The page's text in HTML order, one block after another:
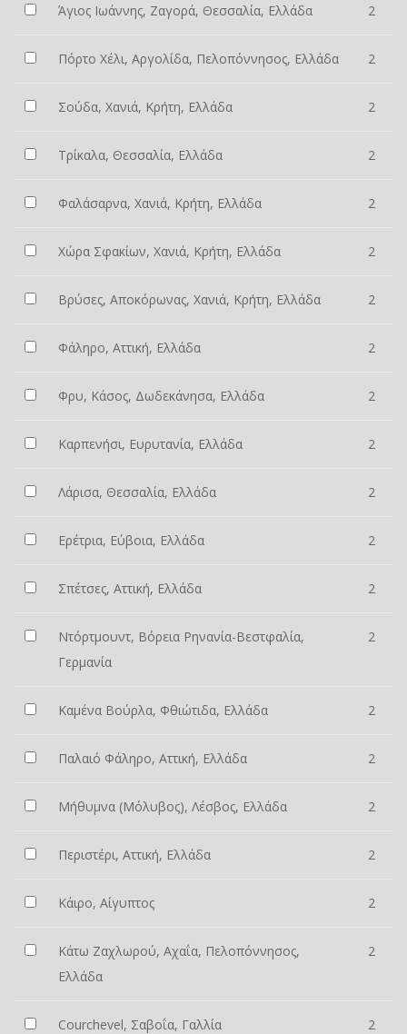
Άγιος Ιωάννης, Ζαγορά, Θεσσαλία, Ελλάδα 2
Πόρτο Χέλι, Αργολίδα, Πελοπόννησος, Ελλάδα 2
Σούδα, Χανιά, Κρήτη, Ελλάδα 2
Τρίκαλα, Θεσσαλία, Ελλάδα 2
Φαλάσαρνα, Χανιά, Κρήτη, Ελλάδα 2
Χώρα Σφακίων, Χανιά, Κρήτη, Ελλάδα 2
Βρύσες, Αποκόρωνας, Χανιά, Κρήτη, Ελλάδα 2
Φάληρο, Αττική, Ελλάδα 2
Φρυ, Κάσος, Δωδεκάνησα, Ελλάδα 2
Καρπενήσι, Ευρυτανία, Ελλάδα 2
Λάρισα, Θεσσαλία, Ελλάδα 2
Ερέτρια, Εύβοια, Ελλάδα 2
Σπέτσες, Αττική, Ελλάδα 2
Ντόρτμουντ, Βόρεια Ρηνανία-Βεστφαλία,
Γερμανία
2
Καμένα Βούρλα, Φθιώτιδα, Ελλάδα 2
Παλαιό Φάληρο, Αττική, Ελλάδα 2
Μήθυμνα (Μόλυβος), Λέσβος, Ελλάδα 2
Περιστέρι, Αττική, Ελλάδα 2
Κάιρο, Αίγυπτος 2
Κάτω Ζαχλωρού, Αχαΐα, Πελοπόννησος,
Ελλάδα
2
Courchevel, Σαβοΐα, Γαλλία 2